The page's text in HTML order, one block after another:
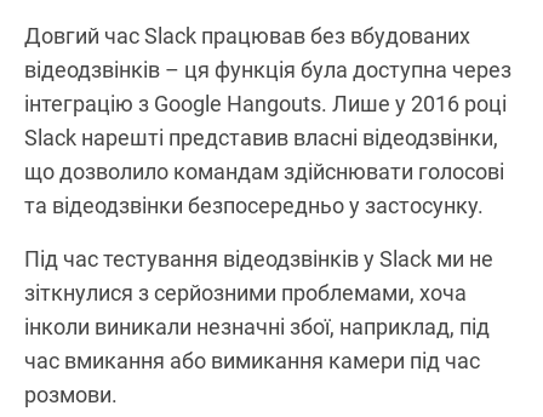
Довгий час Slack працював без вбудованих
відеодзвінків – ця функція була доступна через
інтеграцію з Google Hangouts. Лише у 2016 році
Slack нарешті представив власні відеодзвінки,
що дозволило командам здійснювати голосові
та відеодзвінки безпосередньо у застосунку.
Під час тестування відеодзвінків у Slack ми не
зіткнулися з серйозними проблемами, хоча
інколи виникали незначні збої, наприклад, під
час вмикання або вимикання камери під час
розмови.